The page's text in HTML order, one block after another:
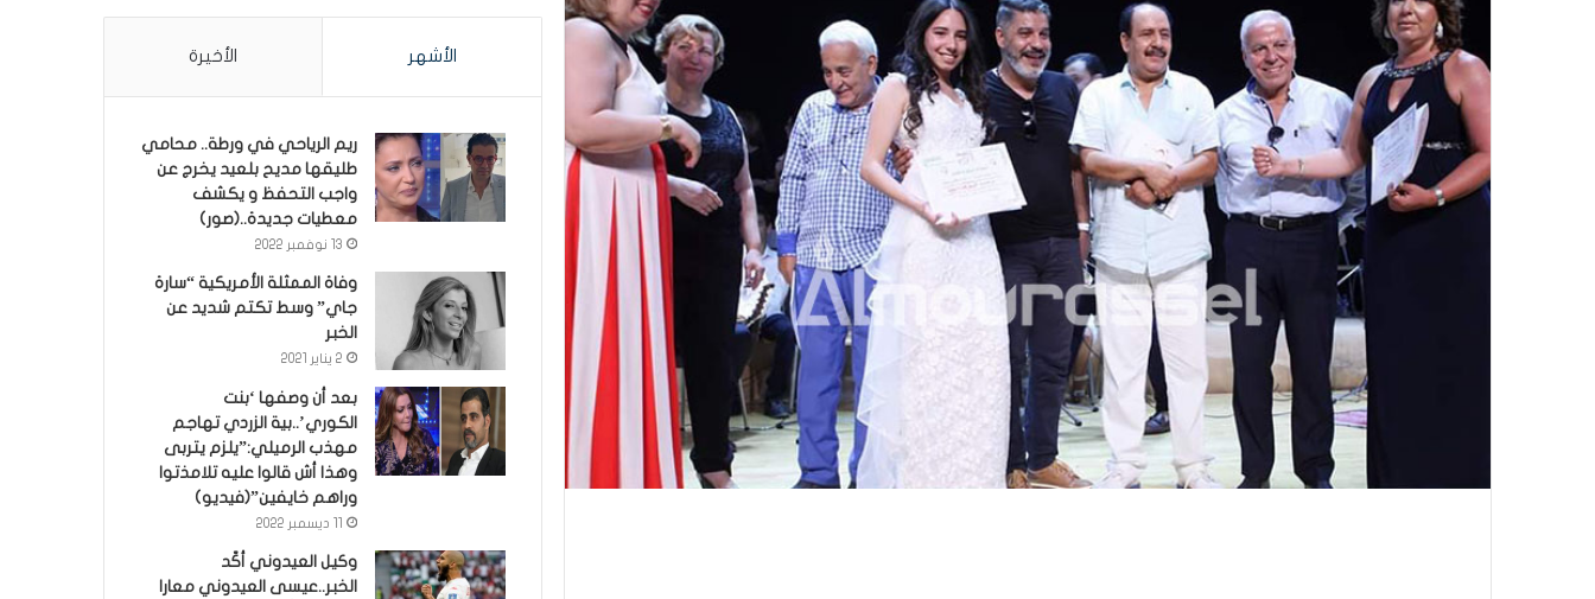
الأشهر الأخيرة
ريم الرياحي في ورطة.. محامي
طليقها مديح بلعيد يخرج عن
واجب التحفظ و يكشف
معطيات جديدة..(صور)
13 نوفمبر 2022
وفاة الممثلة الأمريكية “سارة
جاي” وسط تكتم شديد عن
الخبر
2 يناير 2021
بعد أن وصفها ‘بنت
الكوري’..بية الزردي تهاجم
مهذب الرميلي:”يلزم يتربى
وهذا أش قالوا عليه تلامذتوا
وراهم خايفين”(فيديو)
وكيل العيدوني أكّد
الخبر..عيسى العيدوني معارا